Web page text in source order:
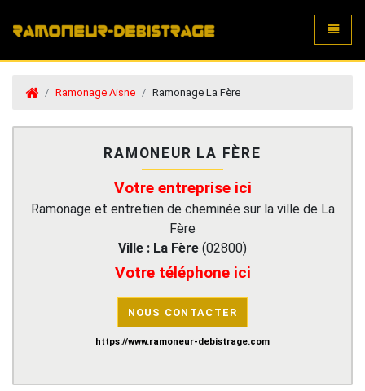
Ramonage Aisne Ramonage La Fère
RAMONEUR LA FÈRE
Votre entreprise ici
Ramonage et entretien de cheminée sur la ville de La
Fère
Ville : La Fère (02800)
Votre téléphone ici
NOUS CONTACTER
https://www.ramoneur-debistrage.com